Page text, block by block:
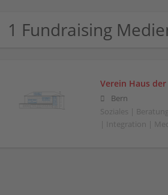
1 Fundraising
Verein Haus
Bern
Soziales |
| Integration |